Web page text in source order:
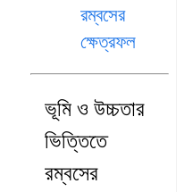
রম্বসের
ক্ষেত্রফল
ভূমি ও উচ্চতার
ভিত্তিতে
রম্বসের